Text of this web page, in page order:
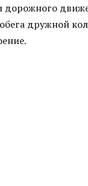
дорожного
дружной